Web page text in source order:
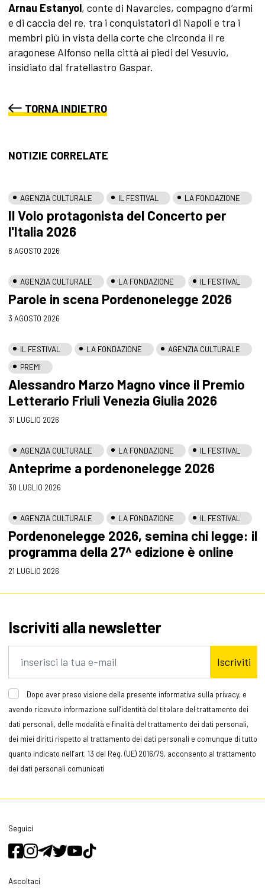
Arnau Estanyol, conte di Navarcles, compagno d’armi
e di caccia del re, tra i conquistatori di Napoli e tra i
membri più in vista della corte che circonda il re
aragonese Alfonso nella città ai piedi del Vesuvio,
insidiato dal fratellastro Gaspar.
TORNA INDIETRO
NOTIZIE CORRELATE
AGENZIA CULTURALE IL FESTIVAL LA FONDAZIONE
Il Volo protagonista del Concerto per
l'Italia 2026
6 AGOSTO 2026
AGENZIA CULTURALE LA FONDAZIONE IL FESTIVAL
Parole in scena Pordenonelegge 2026
3 AGOSTO 2026
IL FESTIVAL LA FONDAZIONE
AGENZIA CULTURALE
PREMI
Alessandro Marzo Magno vince il Premio
Letterario Friuli Venezia Giulia 2026
31 LUGLIO 2026
AGENZIA CULTURALE LA FONDAZIONE IL FESTIVAL
Anteprime a pordenonelegge 2026
30 LUGLIO 2026
AGENZIA CULTURALE LA FONDAZIONE IL FESTIVAL
Pordenonelegge 2026, semina chi legge: il
programma della 27^ edizione è online
21 LUGLIO 2026
Iscriviti alla newsletter
Iscriviti
Dopo aver preso visione della presente informativa sulla privacy, e
avendo ricevuto informazione sull’identità del titolare del trattamento dei
dati personali, delle modalità e finalità del trattamento dei dati personali,
dei miei diritti rispetto al trattamento dei dati personali e comunque di tutto
quanto indicato nell’art. 13 del Reg. (UE) 2016/79, acconsento al trattamento
dei dati personali comunicati
Seguici
Ascoltaci